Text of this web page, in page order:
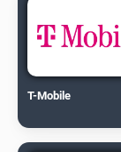
T-Mobile